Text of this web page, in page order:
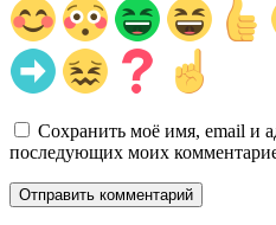
Сохранить моё имя, email и
последующих моих